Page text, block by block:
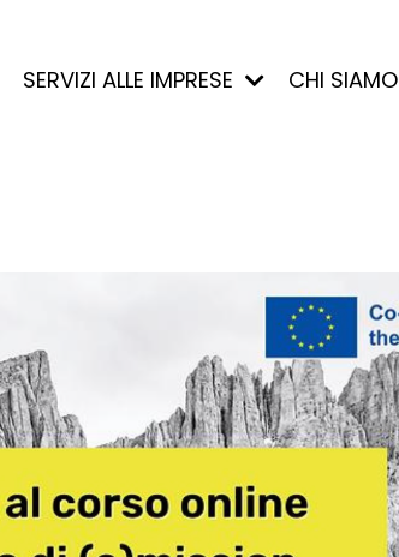
SERVIZI ALLE IMPRESE CHI SIAMO